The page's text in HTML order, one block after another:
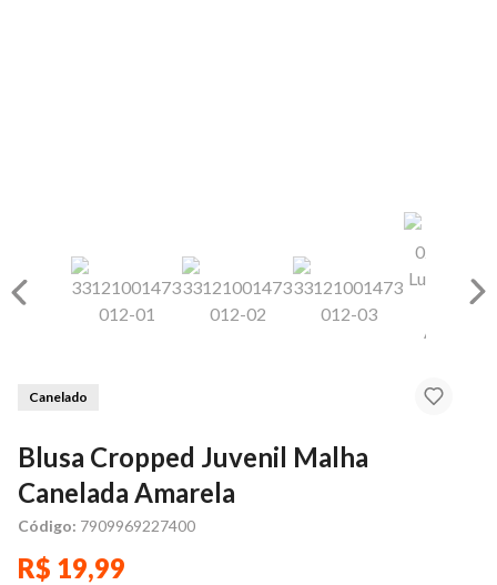
Canelado
Blusa Cropped Juvenil Malha
Canelada Amarela
Código: 7909969227400
R$ 19,99